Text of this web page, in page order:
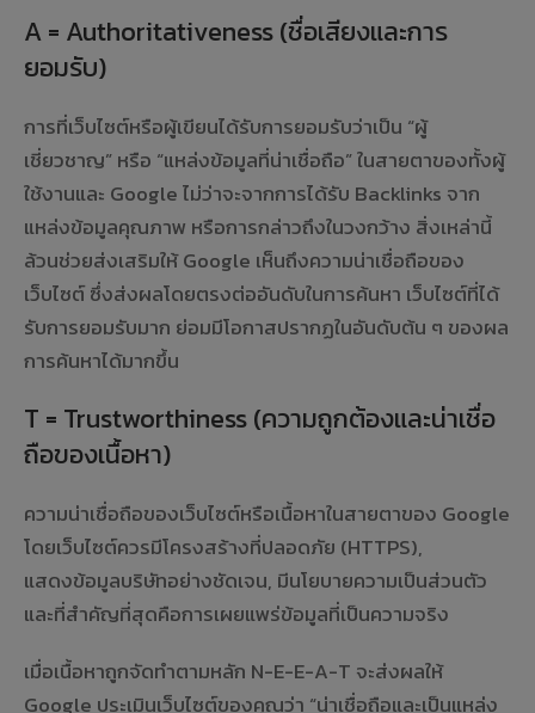
A = Authoritativeness (ชื่อเสียงและการ
ยอมรับ)
การที่เว็บไซต์หรือผู้เขียนได้รับการยอมรับว่าเป็น “ผู้
เชี่ยวชาญ” หรือ “แหล่งข้อมูลที่น่าเชื่อถือ” ในสายตาของทั้งผู้
ใช้งานและ Google ไม่ว่าจะจากการได้รับ Backlinks จาก
แหล่งข้อมูลคุณภาพ หรือการกล่าวถึงในวงกว้าง สิ่งเหล่านี้
ล้วนช่วยส่งเสริมให้ Google เห็นถึงความน่าเชื่อถือของ
เว็บไซต์ ซึ่งส่งผลโดยตรงต่ออันดับในการค้นหา เว็บไซต์ที่ได้
รับการยอมรับมาก ย่อมมีโอกาสปรากฏในอันดับต้น ๆ ของผล
การค้นหาได้มากขึ้น
T = Trustworthiness (ความถูกต้องและน่าเชื่อ
ถือของเนื้อหา)
ความน่าเชื่อถือของเว็บไซต์หรือเนื้อหาในสายตาของ Google
โดยเว็บไซต์ควรมีโครงสร้างที่ปลอดภัย (HTTPS),
แสดงข้อมูลบริษัทอย่างชัดเจน, มีนโยบายความเป็นส่วนตัว
และที่สำคัญที่สุดคือการเผยแพร่ข้อมูลที่เป็นความจริง
เมื่อเนื้อหาถูกจัดทำตามหลัก N-E-E-A-T จะส่งผลให้
Google ประเมินเว็บไซต์ของคุณว่า “น่าเชื่อถือและเป็นแหล่ง